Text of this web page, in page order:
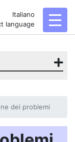
Italiano
language
dei problemi